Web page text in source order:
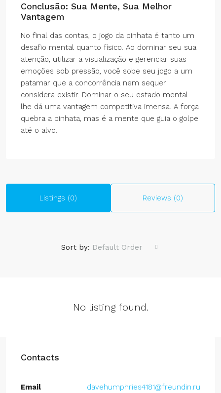
Conclusão: Sua Mente, Sua Melhor
Vantagem
No final das contas, o jogo da pinhata é tanto um
desafio mental quanto físico. Ao dominar seu sua
atenção, utilizar a visualização e gerenciar suas
emoções sob pressão, você sobe seu jogo a um
patamar que a concorrência nem sequer
considera existir. Dominar o seu estado mental
lhe dá uma vantagem competitiva imensa. A força
quebra a pinhata, mas é a mente que guia o golpe
até o alvo.
Listings (0) Reviews (0)
Sort by: Default Order
No listing found.
Contacts
Email davehumphries4181@freundin.ru